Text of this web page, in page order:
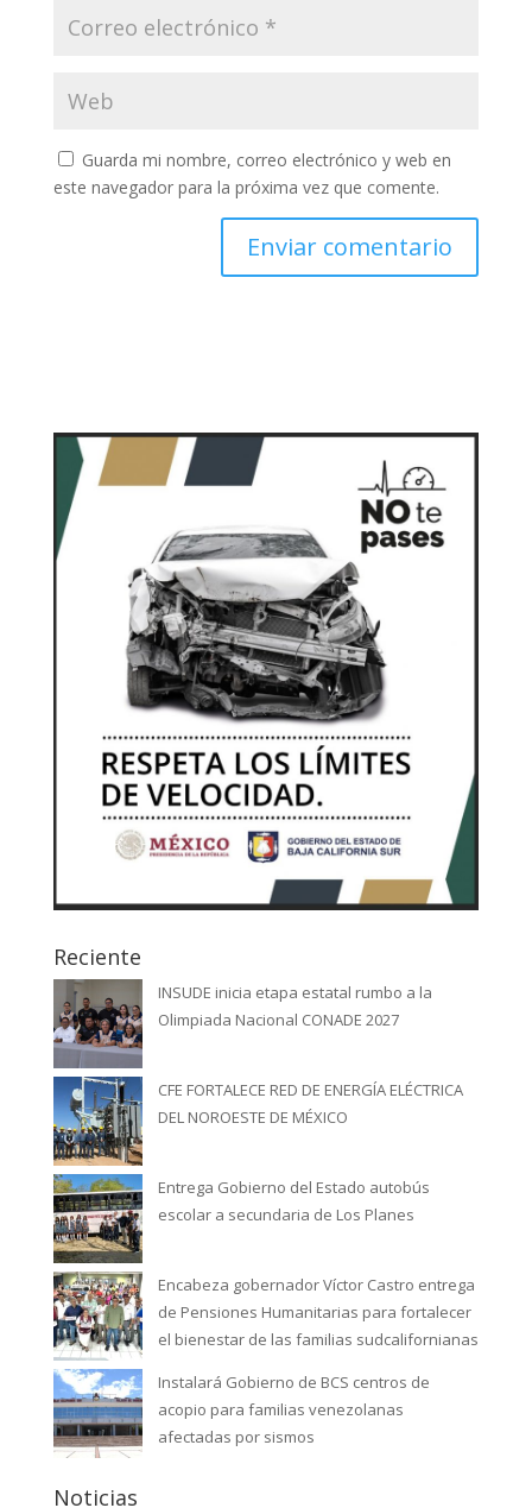
Guarda mi nombre, correo electrónico y web en
este navegador para la próxima vez que comente.
Reciente
INSUDE inicia etapa estatal rumbo a la
Olimpiada Nacional CONADE 2027
CFE FORTALECE RED DE ENERGÍA ELÉCTRICA
DEL NOROESTE DE MÉXICO
Entrega Gobierno del Estado autobús
escolar a secundaria de Los Planes
Encabeza gobernador Víctor Castro entrega
de Pensiones Humanitarias para fortalecer
el bienestar de las familias sudcalifornianas
Instalará Gobierno de BCS centros de
acopio para familias venezolanas
afectadas por sismos
Noticias